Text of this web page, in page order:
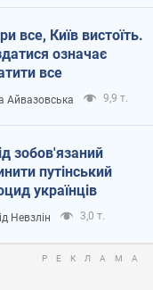
все, Київ вистоїть.
означає
все
Айвазовська 9,9 т.
зобов'язаний
путінський
українців
Невзлін 3,0 т.